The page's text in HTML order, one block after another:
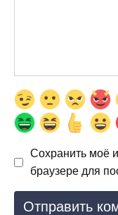
Сохранить моё
браузере для